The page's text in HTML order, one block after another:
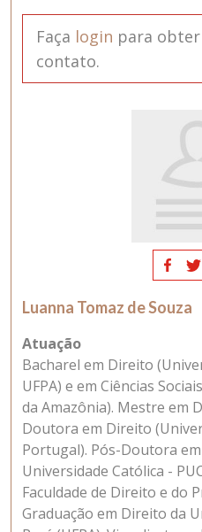
Faça login para
contato.
Luanna Tomaz de Souza
Atuação
Bacharel em Direito
UFPA) e em Ciências
da Amazônia). Mestre em
Doutora em Direito
Portugal). Pós-Doutora
Universidade Católica -
Faculdade de Direito e do
Graduação em Direito da